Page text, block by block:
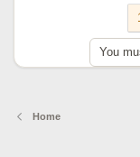
You
Home